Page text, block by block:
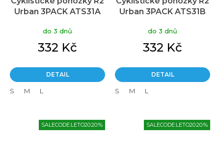
Urban 3PACK ATS31A
do 3 dnů
332 Kč
DETAIL
S M L
Urban 3PACK ATS31B
do 3 dnů
332 Kč
DETAIL
S M L
SALECODE:LETO20:20:% SALECODE:LETO20:20:%